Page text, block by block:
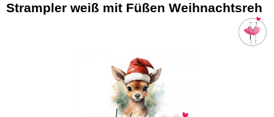
Strampler weiß mit Füßen Weihnachtsreh